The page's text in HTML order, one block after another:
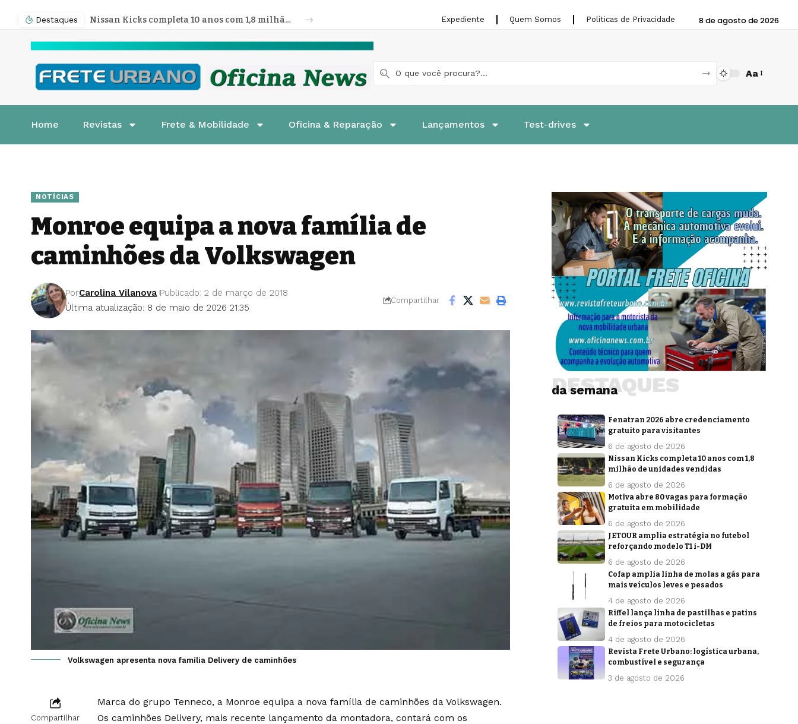
Destaques Nissan Kicks completa 10 anos com 1,8 milhão de unidades vendidas Expediente Quem Somos Políticas de Privacidade 8 de agosto de 2026
Aa
Home Revistas Frete & Mobilidade Oficina & Reparação Lançamentos Test-drives
NOTÍCIAS
Monroe equipa a nova família de
caminhões da Volkswagen
Última atualização: 8 de maio de 2026 21:35
PorCarolina Vilanova Publicado: 2 de março de 2018
Compartilhar
Volkswagen apresenta nova família Delivery de caminhões
Compartilhar
Marca do grupo Tenneco, a Monroe equipa a nova família de caminhões da Volkswagen.
Os caminhões Delivery, mais recente lançamento da montadora, contará com os
da semana
DESTAQUES
Fenatran 2026 abre credenciamento
gratuito para visitantes
6 de agosto de 2026
Nissan Kicks completa 10 anos com 1,8
milhão de unidades vendidas
6 de agosto de 2026
Motiva abre 80 vagas para formação
gratuita em mobilidade
6 de agosto de 2026
JETOUR amplia estratégia no futebol
reforçando modelo T1 i-DM
6 de agosto de 2026
Cofap amplia linha de molas a gás para
mais veículos leves e pesados
4 de agosto de 2026
Riffel lança linha de pastilhas e patins
de freios para motocicletas
4 de agosto de 2026
Revista Frete Urbano: logística urbana,
combustível e segurança
3 de agosto de 2026